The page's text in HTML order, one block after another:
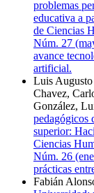
problemas
educativa a
de Ciencias
Núm. 27
avance
artificial.
Luis
Chavez,
González,
pedagógicos
superior:
Ciencias
Núm. 26
prácticas
Fabián